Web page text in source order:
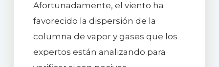
Afortunadamente, el viento ha
favorecido la dispersión de la
columna de vapor y gases que los
expertos están analizando para